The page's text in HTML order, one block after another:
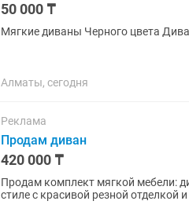
50 000 ₸
Мягкие диваны Черного цвета
Алматы, сегодня
Реклама
Продам диван
420 000 ₸
Продам комплект мягкой мебели: диван + 2 кресла
стиле с красивой резной